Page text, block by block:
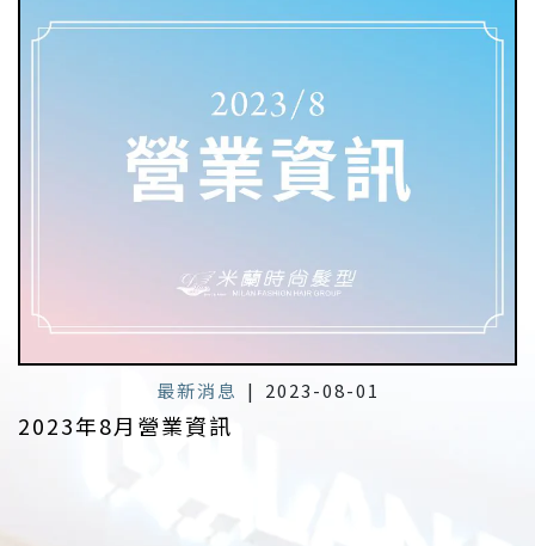
最新消息 | 2023-08-01
2023年8月營業資訊